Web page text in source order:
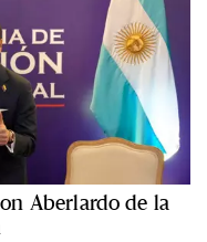
Aberlardo de la